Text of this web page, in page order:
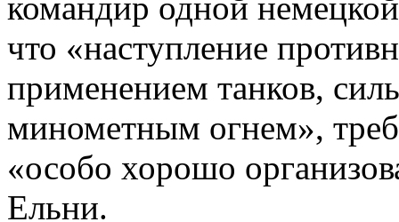
что «наступление
примене­нием танков,
минометным огнем»,
«особо хорошо
Ельни.